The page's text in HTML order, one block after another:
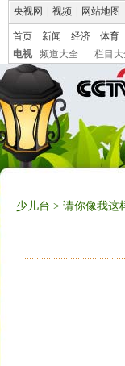
央视网 视频 网站地图
首页 新闻 经济 体育
电视
频道大全 栏目大
少儿台 > 请你像我这